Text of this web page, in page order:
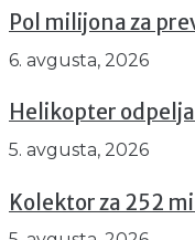
Pol milijona za
6. avgusta, 2026
Helikopter
5. avgusta, 2026
Kolektor za 252